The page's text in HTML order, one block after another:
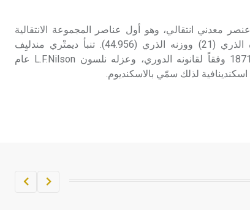
الإنكليزية أب
/22/ علامة كتابية sign تكتب منفصلة
الاسكنديوم الاسكنديوم scandium عنصر معدني انتقالي، وهو أول عناصر المجموعة الانتقالية
الأولى. رمزه الكيمياوي Sc وعدده الذري (21) ووزنه الذري (44.956). تنبأ ديمتْري مندليِف
Dimitri Mendeleev بوجوده عام 1871 وفقاً لقانونه الدوري، وعزله نلسون L.F.Nilson عام